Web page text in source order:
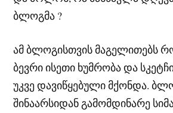
ბლოგმა ?
ამ ბლოგისთვის მაგელითებს
ბევრი ისეთი ხუმრობა და
უკვე დავიწყებული მქონდა.
შინაარსიდან გამომდინარე